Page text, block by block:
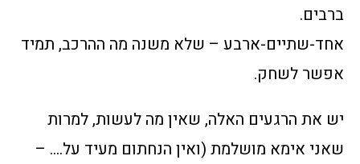
ברבים.
אחד-שתיים-ארבע – שלא משנה מה ההרכב, תמיד
אפשר לשחק.
יש את הרגעים האלה, שאין מה לעשות, למרות
שאני אימא מושלמת (ואין הנחתום מעיד על…. –